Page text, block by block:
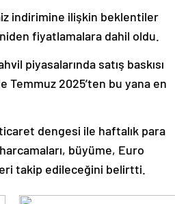
indirimine ilişkin beklentiler
fiyatlamalara dahil oldu.
piyasalarında satış baskısı
Temmuz 2025’ten bu yana en
dengesi ile haftalık para
büyüme, Euro
takip edileceğini belirtti.